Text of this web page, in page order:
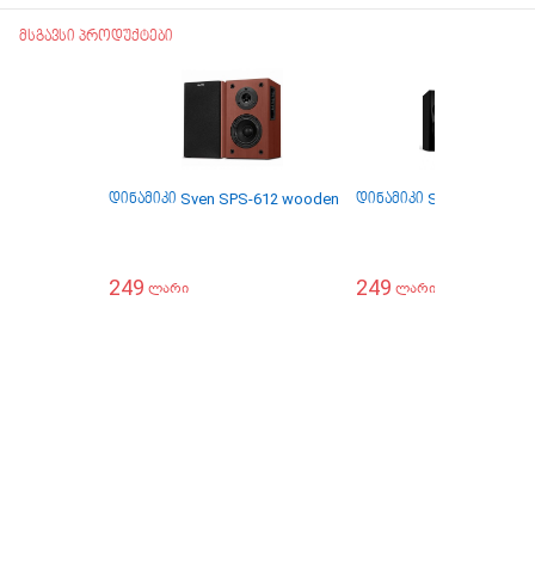
მსგავსი პროდუქტები
დინამიკი Sven SPS-612 wooden
249 ლარი
დინამიკი Sven SPS-635
249 ლარი